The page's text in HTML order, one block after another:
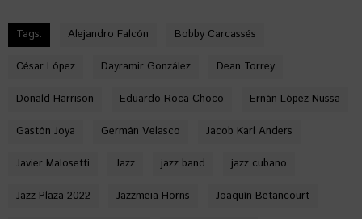
Tags: Alejandro Falcón Bobby Carcassés
César López Dayramir González Dean Torrey
Donald Harrison Eduardo Roca Choco Ernán López-Nussa
Gastón Joya Germán Velasco Jacob Karl Anders
Javier Malosetti Jazz jazz band jazz cubano
Jazz Plaza 2022 Jazzmeia Horns Joaquín Betancourt